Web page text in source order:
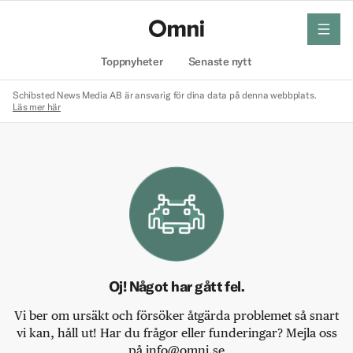
Toppnyheter Senaste nytt
meny
Schibsted News Media AB är ansvarig för dina data på denna webbplats.
Läs mer här
Oj! Något har gått fel.
Vi ber om ursäkt och försöker åtgärda problemet så snart
vi kan, håll ut! Har du frågor eller funderingar? Mejla oss